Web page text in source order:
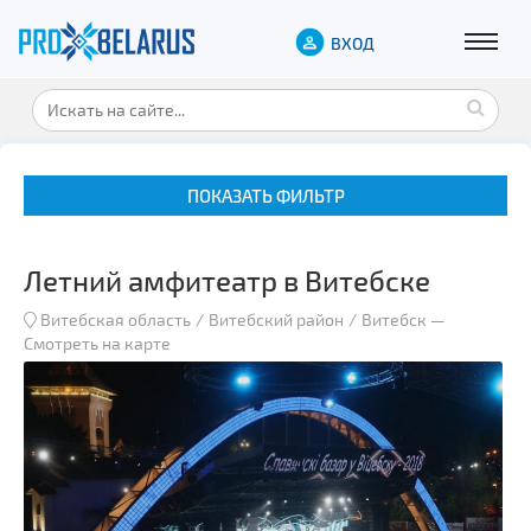
ВХОД
ПОКАЗАТЬ ФИЛЬТР
Музеи
Замки и дворцы
Военная история
Гражданская архитектура
Летний амфитеатр в Витебске
Витебская область Витебский район Витебск —
Смотреть на карте